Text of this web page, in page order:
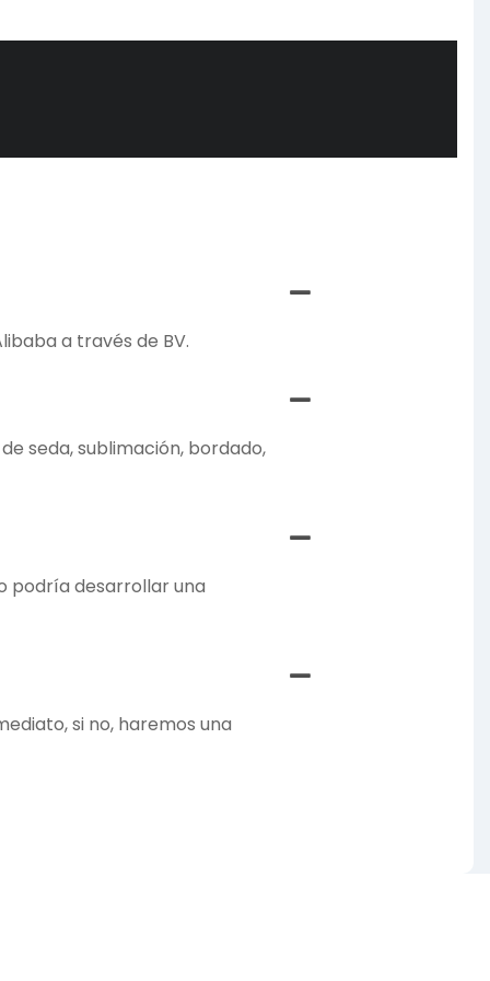
a través de BV.
seda, sublimación, bordado,
podría desarrollar una
si no, haremos una